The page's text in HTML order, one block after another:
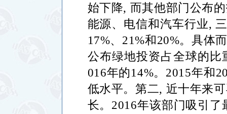
始下降, 而其他部门公布
能源、电信和汽车行业,
17%、 21%和20%。具体
公布绿地投资占全球的比
016年的14%。 2015年和
低水平。第二, 近十年来
长。 2016年该部门吸引了